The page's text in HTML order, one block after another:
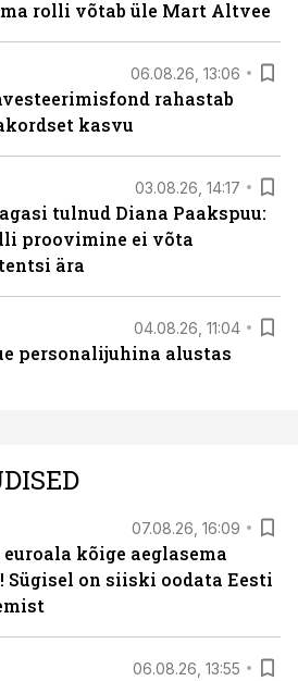
rolli võtab üle Mart Altvee
06.08.26, 13:06
rahastab
kasvu
03.08.26, 14:17
tulnud Diana Paakspuu:
proovimine ei võta
ära
04.08.26, 11:04
personalijuhina alustas
07.08.26, 16:09
kõige aeglasema
on siiski oodata Eesti
06.08.26, 13:55